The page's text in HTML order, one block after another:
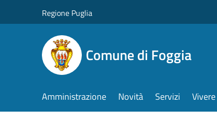
Regione Puglia
Comune di Foggia
Amministrazione Novità Servizi